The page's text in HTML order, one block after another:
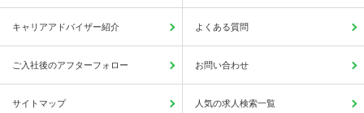
キャリアアドバイザー紹介 よくある質問
ご入社後のアフターフォロー お問い合わせ
サイトマップ 人気の求人検索一覧